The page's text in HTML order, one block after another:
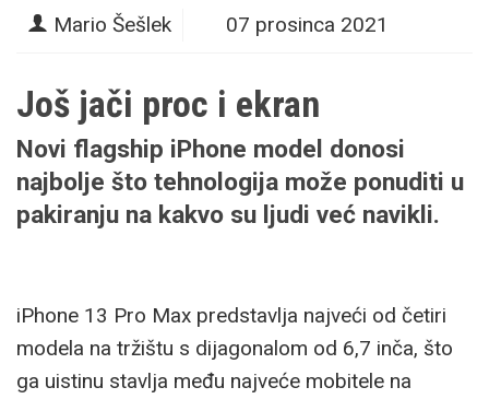
Mario Šešlek 07 prosinca 2021
Još jači proc i ekran
Novi flagship iPhone model donosi
najbolje što tehnologija može ponuditi u
pakiranju na kakvo su ljudi već navikli.
iPhone 13 Pro Max predstavlja najveći od četiri
modela na tržištu s dijagonalom od 6,7 inča, što
ga uistinu stavlja među najveće mobitele na